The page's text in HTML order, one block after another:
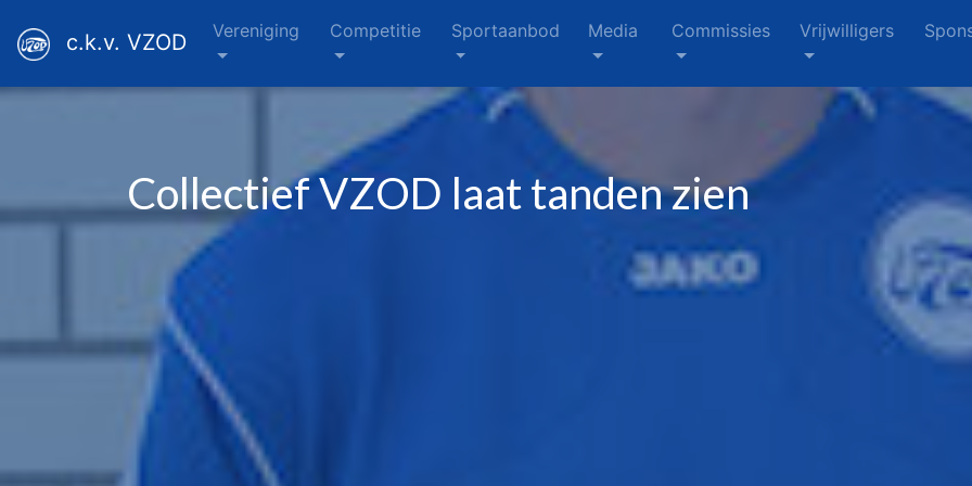
c.k.v. VZOD Vereniging Competitie Sportaanbod Media Commissies Vrijwilligers
Collectief VZOD laat tanden zien